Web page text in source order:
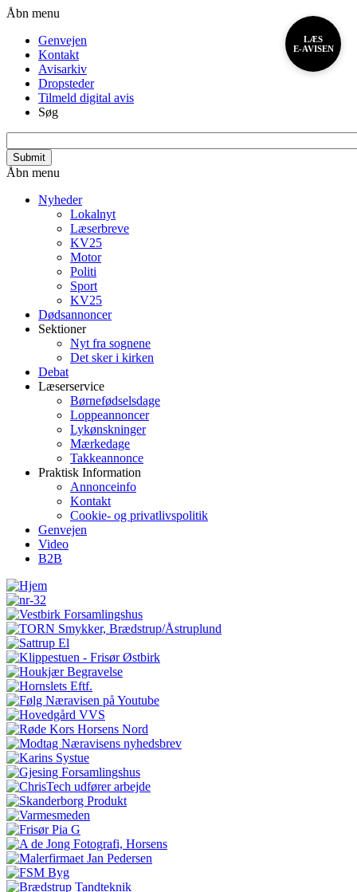
Gå
hovedindhold
Header
Åbn menu
Genvejen
Kontakt
Avisarkiv
Dropsteder
Tilmeld digital avis
Søg
Primær
Åbn menu
Nyheder
Lokalnyt
Læserbreve
KV25
Motor
Politi
Sport
KV25
Dødsannoncer
Sektioner
Nyt fra sognene
Det sker i kirken
Debat
Læserservice
Børnefødselsdage
Loppeannoncer
Lykønskninger
Mærkedage
Takkeannonce
Praktisk Information
Annonceinfo
Kontakt
Cookie- og privatlivspolitik
Genvejen
Video
B2B
LÆS
E-AVISEN